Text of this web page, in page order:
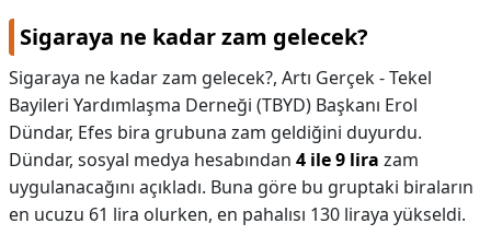
Sigaraya ne kadar zam gelecek?
Sigaraya ne kadar zam gelecek?, Artı Gerçek - Tekel
Bayileri Yardımlaşma Derneği (TBYD) Başkanı Erol
Dündar, Efes bira grubuna zam geldiğini duyurdu.
Dündar, sosyal medya hesabından 4 ile 9 lira zam
uygulanacağını açıkladı. Buna göre bu gruptaki biraların
en ucuzu 61 lira olurken, en pahalısı 130 liraya yükseldi.